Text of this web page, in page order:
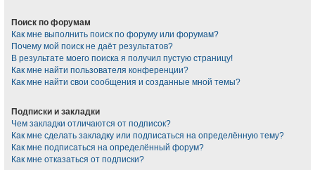
Поиск по форумам
Как мне выполнить поиск по форуму или форумам?
Почему мой поиск не даёт результатов?
В результате моего поиска я получил пустую страницу!
Как мне найти пользователя конференции?
Как мне найти свои сообщения и созданные мной темы?
Подписки и закладки
Чем закладки отличаются от подписок?
Как мне сделать закладку или подписаться на определённую тему?
Как мне подписаться на определённый форум?
Как мне отказаться от подписки?